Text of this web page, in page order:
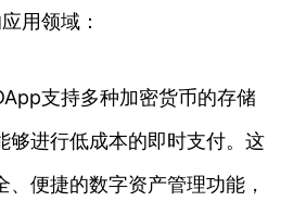
用领域：
支持多种加密货币的存储
够进行低成本的即时支付。这
、便捷的数字资产管理功能，